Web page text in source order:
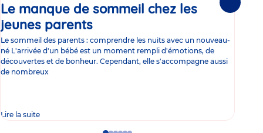
Le manque de sommeil chez les
jeunes parents
Le sommeil des parents : comprendre les nuits avec un nouveau-
né L'arrivée d'un bébé est un moment rempli d'émotions, de
découvertes et de bonheur. Cependant, elle s'accompagne aussi
de nombreux
Lire la suite